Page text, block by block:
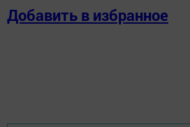
Добавить в избранное